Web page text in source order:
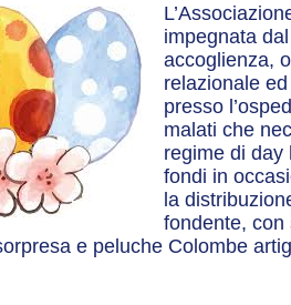
impegnata
accoglienza,
relazionale
presso
malati che
regime di day
fondi in
la
fondente, con
e peluche Colombe